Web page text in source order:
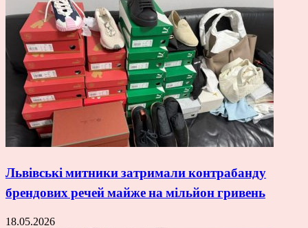
Львівські митники затримали контрабанду
брендових речей майже на мільйон гривень
18.05.2026